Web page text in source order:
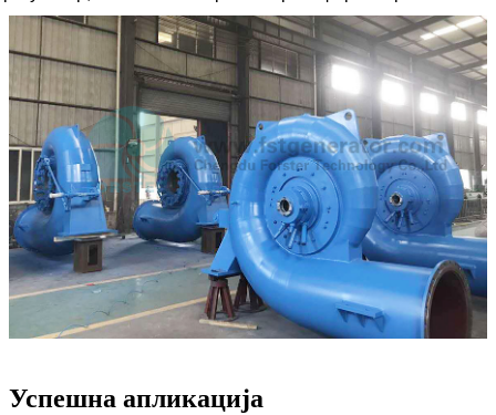
Успешна апликација